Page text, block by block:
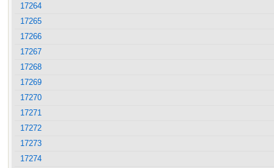
17264
17265
17266
17267
17268
17269
17270
17271
17272
17273
17274